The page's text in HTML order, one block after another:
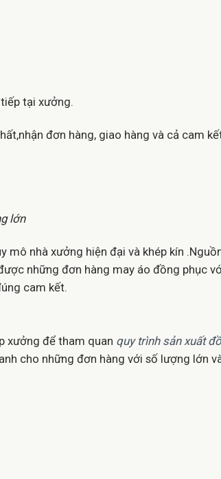
tại xưởng.
đơn hàng, giao hàng và cả cam
lớn
nhà xưởng hiện đại và khép kín
những đơn hàng may áo đồng phục
cam kết.
xưởng để tham quan quy trình sản xuất
cho những đơn hàng với số lượng lớn